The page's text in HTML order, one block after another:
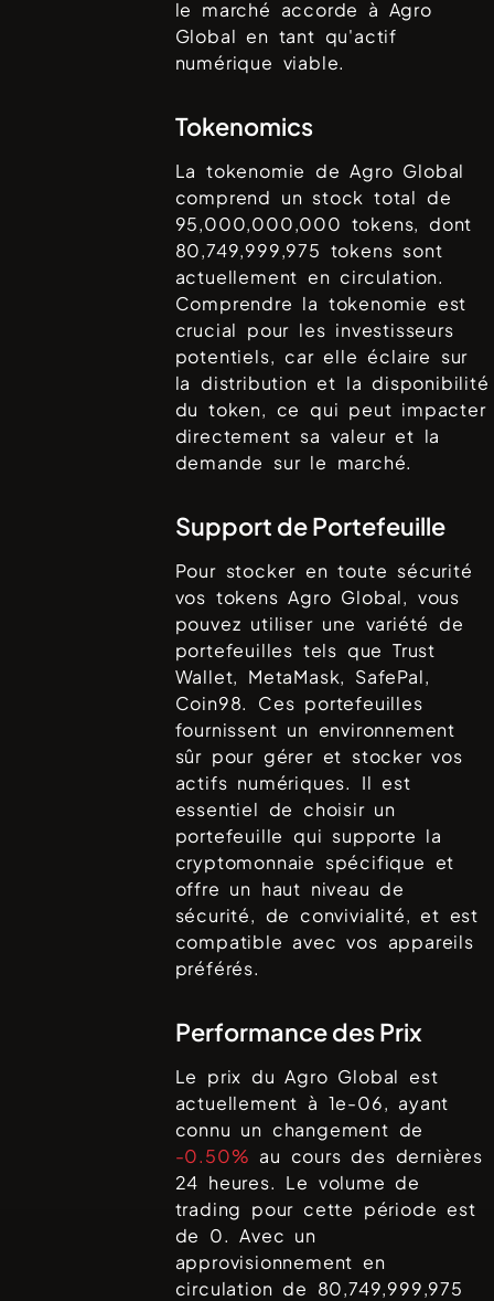
le marché accorde à Agro
Global en tant qu'actif
numérique viable.
Tokenomics
La tokenomie deAgro Global
comprend un stock total de
95,000,000,000 tokens, dont
80,749,999,975 tokens sont
actuellement en circulation.
Comprendre la tokenomie est
crucial pour les investisseurs
potentiels, car elle éclaire sur
la distribution et la disponibilité
du token, ce qui peut impacter
directement sa valeur et la
demande sur le marché.
Support de Portefeuille
Pour stocker en toute sécurité
vos tokensAgro Global, vous
pouvez utiliser une variété de
portefeuilles tels queTrust
Wallet, MetaMask, SafePal,
Coin98. Ces portefeuilles
fournissent un environnement
sûr pour gérer et stocker vos
actifs numériques. Il est
essentiel de choisir un
portefeuille qui supporte la
cryptomonnaie spécifique et
offre un haut niveau de
sécurité, de convivialité, et est
compatible avec vos appareils
préférés.
Performance des Prix
Le prix duAgro Global est
actuellement à 1e-06, ayant
connu un changement de
-0.50% au cours des dernières
24 heures. Le volume de
trading pour cette période est
de 0. Avec un
approvisionnement en
circulation de 80,749,999,975